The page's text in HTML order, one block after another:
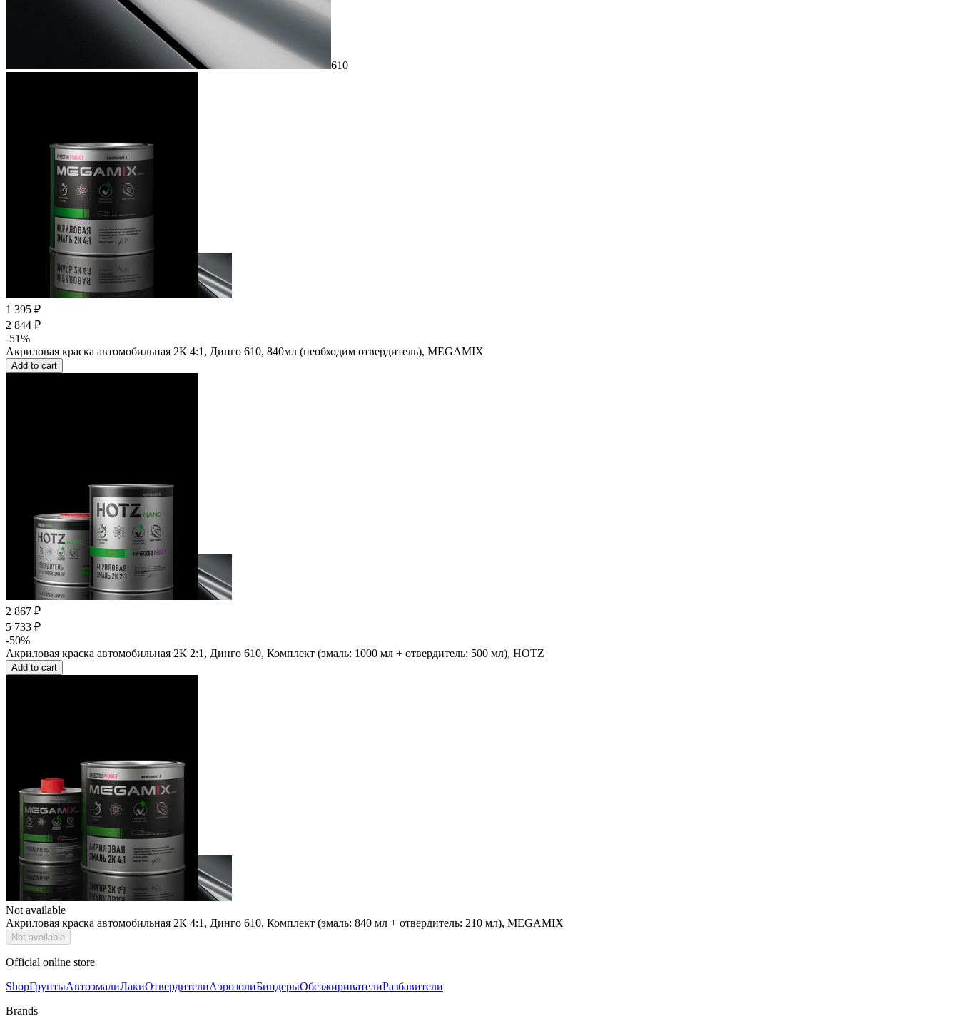
610
1 395 ₽
2 844 ₽
-51%
Акриловая краска автомобильная 2К 4:1, Динго 610, 840мл (необходим отвердитель), MEGAMIX
Add to cart
2 867 ₽
5 733 ₽
-50%
Акриловая краска автомобильная 2К 2:1, Динго 610, Комплект (эмаль: 1000 мл + отвердитель: 500 мл), HOTZ
Add to cart
Not available
Акриловая краска автомобильная 2К 4:1, Динго 610, Комплект (эмаль: 840 мл + отвердитель: 210 мл), MEGAMIX
Not available
Official online store
ShopГрунтыАвтоэмалиЛакиОтвердителиАэрозолиБиндерыОбезжиривателиРазбавители
Brands